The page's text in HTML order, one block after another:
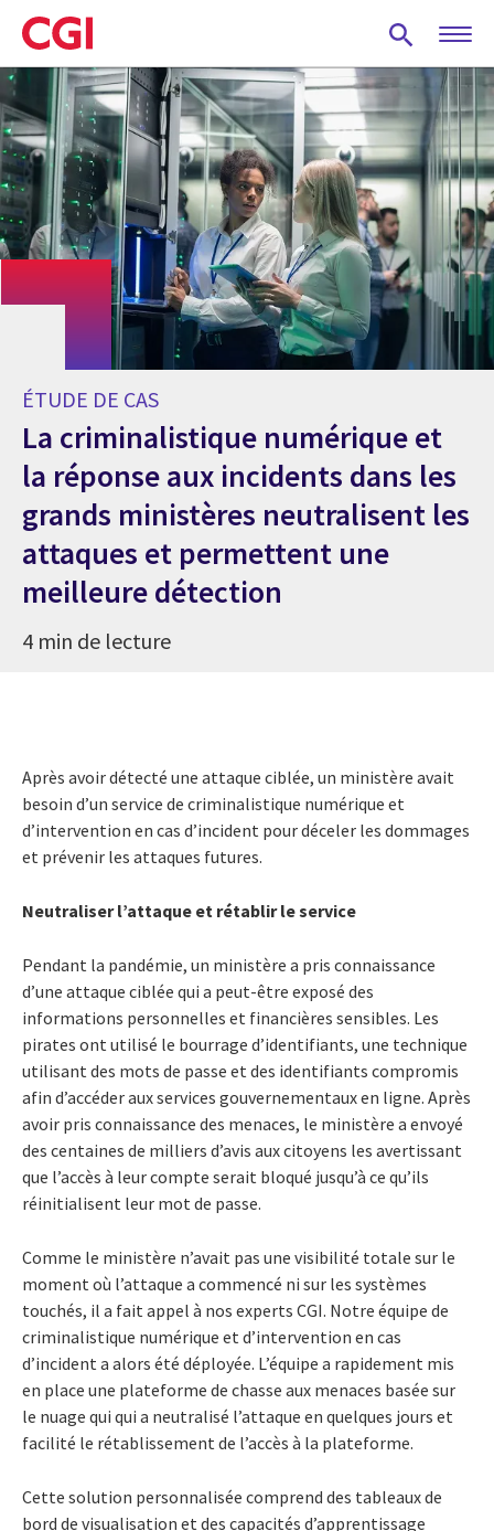
Skip
to
main
content
ÉTUDE DE CAS
La criminalistique numérique et
la réponse aux incidents dans les
grands ministères neutralisent les
attaques et permettent une
meilleure détection
4 min de lecture
Après avoir détecté une attaque ciblée, un ministère avait
besoin d’un service de criminalistique numérique et
d’intervention en cas d’incident pour déceler les dommages
et prévenir les attaques futures.
Neutraliser l’attaque et rétablir le service
Pendant la pandémie, un ministère a pris connaissance
d’une attaque ciblée qui a peut-être exposé des
informations personnelles et financières sensibles. Les
pirates ont utilisé le bourrage d’identifiants, une technique
utilisant des mots de passe et des identifiants compromis
afin d’accéder aux services gouvernementaux en ligne. Après
avoir pris connaissance des menaces, le ministère a envoyé
des centaines de milliers d’avis aux citoyens les avertissant
que l’accès à leur compte serait bloqué jusqu’à ce qu’ils
réinitialisent leur mot de passe.
Comme le ministère n’avait pas une visibilité totale sur le
moment où l’attaque a commencé ni sur les systèmes
touchés, il a fait appel à nos experts CGI. Notre équipe de
criminalistique numérique et d’intervention en cas
d’incident a alors été déployée. L’équipe a rapidement mis
en place une plateforme de chasse aux menaces basée sur
le nuage qui qui a neutralisé l’attaque en quelques jours et
facilité le rétablissement de l’accès à la plateforme.
Cette solution personnalisée comprend des tableaux de
bord de visualisation et des capacités d’apprentissage